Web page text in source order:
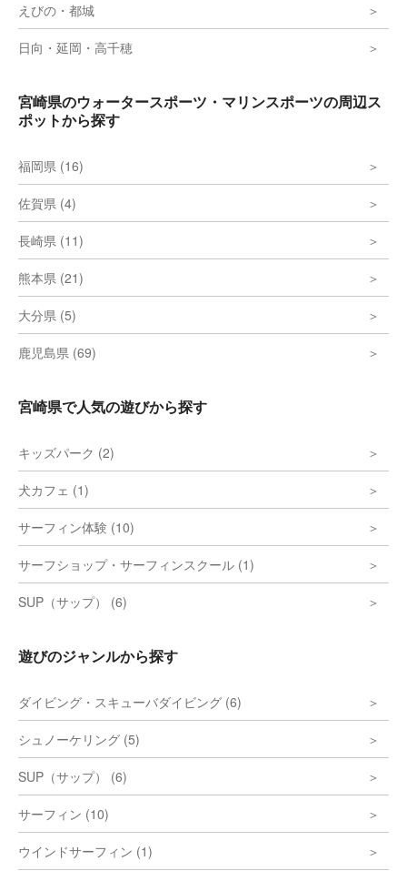
えびの・都城
日向・延岡・高千穂
宮崎県のウォータースポーツ・マリンスポーツの周辺ス
ポットから探す
福岡県 (16)
佐賀県 (4)
長崎県 (11)
熊本県 (21)
大分県 (5)
鹿児島県 (69)
宮崎県で人気の遊びから探す
キッズパーク (2)
犬カフェ (1)
サーフィン体験 (10)
サーフショップ・サーフィンスクール (1)
SUP（サップ） (6)
遊びのジャンルから探す
ダイビング・スキューバダイビング (6)
シュノーケリング (5)
SUP（サップ） (6)
サーフィン (10)
ウインドサーフィン (1)